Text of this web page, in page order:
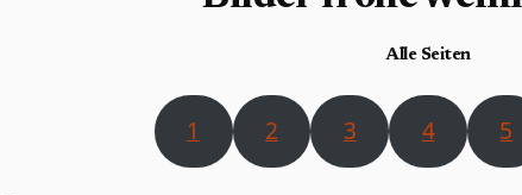
Alle Seiten
1 2 3 4 5